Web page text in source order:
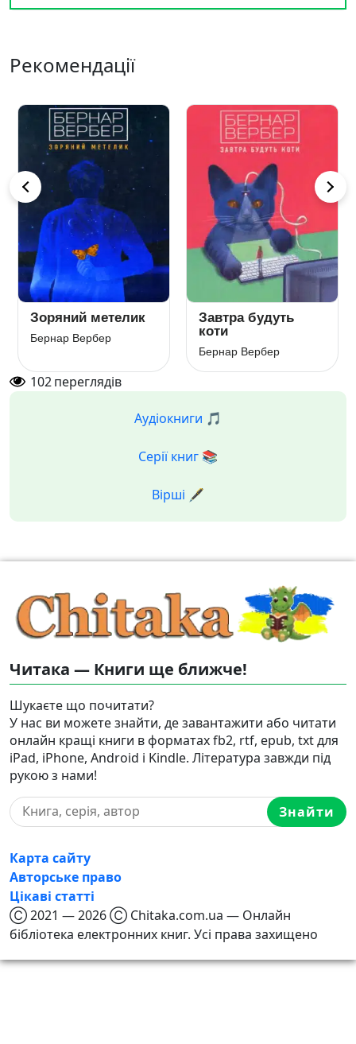
Рекомендації
Зоряний метелик
Бернар Вербер
Завтра будуть
коти
Бернар Вербер
102переглядів
Аудіокниги 🎵
Серії книг 📚
Вірші 🖋️
Читака — Книги ще ближче!
Шукаєте що почитати?
У нас ви можете знайти, де завантажити або читати
онлайн кращі книги в форматах fb2, rtf, epub, txt для
iPad, iPhone, Android і Kindle. Література завжди під
рукою з нами!
Знайти
Карта сайту
Авторське право
Цікаві статті
Ⓒ 2021 — 2026 Ⓒ Chitaka.com.ua — Онлайн
бібліотека електронних книг. Усі права захищено